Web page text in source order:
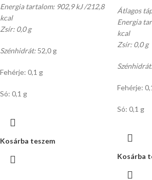
Energia tartalom: 902,9 kJ /212,8
kcal
Zsír: 0,0 g
Szénhidrát: 52,0 g
Fehérje: 0,1 g
Só: 0,1 g
Kosárba teszem
Átlagos
Energia
kcal
Zsír: 0,0 g
Fehérje:
Só: 0,1 g
Kosárba